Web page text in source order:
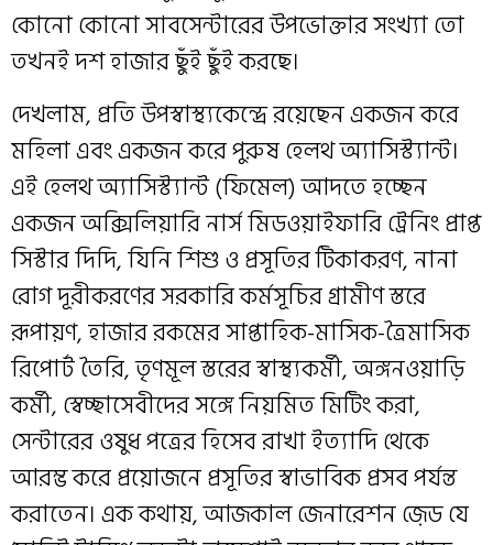
কোনো কোনো সাবসেন্টারের উপভোক্তার সংখ্যা তো
তখনই দশ হাজার ছুঁই ছুঁই করছে।
দেখলাম, প্রতি উপস্বাস্থ্যকেন্দ্রে রয়েছেন একজন করে
মহিলা এবং একজন করে পুরুষ হেলথ অ্যাসিস্ট্যান্ট।
এই হেলথ অ্যাসিস্ট্যান্ট (ফিমেল) আদতে হচ্ছেন
একজন অক্সিলিয়ারি নার্স মিডওয়াইফারি ট্রেনিং প্রাপ্ত
সিস্টার দিদি, যিনি শিশু ও প্রসূতির টিকাকরণ, নানা
রোগ দূরীকরণের সরকারি কর্মসূচির গ্রামীণ স্তরে
রূপায়ণ, হাজার রকমের সাপ্তাহিক-মাসিক-ত্রৈমাসিক
রিপোর্ট তৈরি, তৃণমূল স্তরের স্বাস্থ্যকর্মী, অঙ্গনওয়াড়ি
কর্মী, স্বেচ্ছাসেবীদের সঙ্গে নিয়মিত মিটিং করা,
সেন্টারের ওষুধ পত্রের হিসেব রাখা ইত্যাদি থেকে
আরম্ভ করে প্রয়োজনে প্রসূতির স্বাভাবিক প্রসব পর্যন্ত
করাতেন। এক কথায়, আজকাল জেনারেশন জ়েড যে